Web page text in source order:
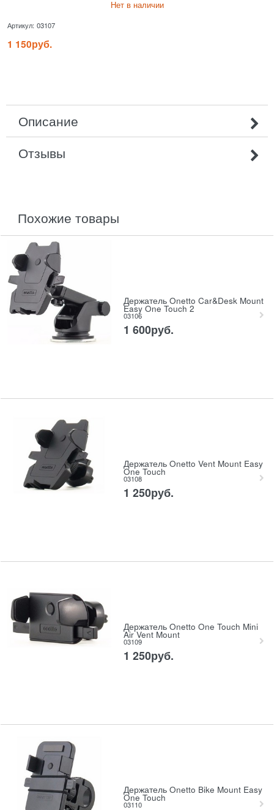
Нет в наличии
Артикул: 03107
1 150руб.
Описание
Отзывы
похожие товары
Держатель Onetto Car&Desk Mount
Easy One Touch 2
03106
1 600руб.
Держатель Onetto Vent Mount Easy
One Touch
03108
1 250руб.
Держатель Onetto One Touch Mini
Air Vent Mount
03109
1 250руб.
Держатель Onetto Bike Mount Easy
One Touch
03110